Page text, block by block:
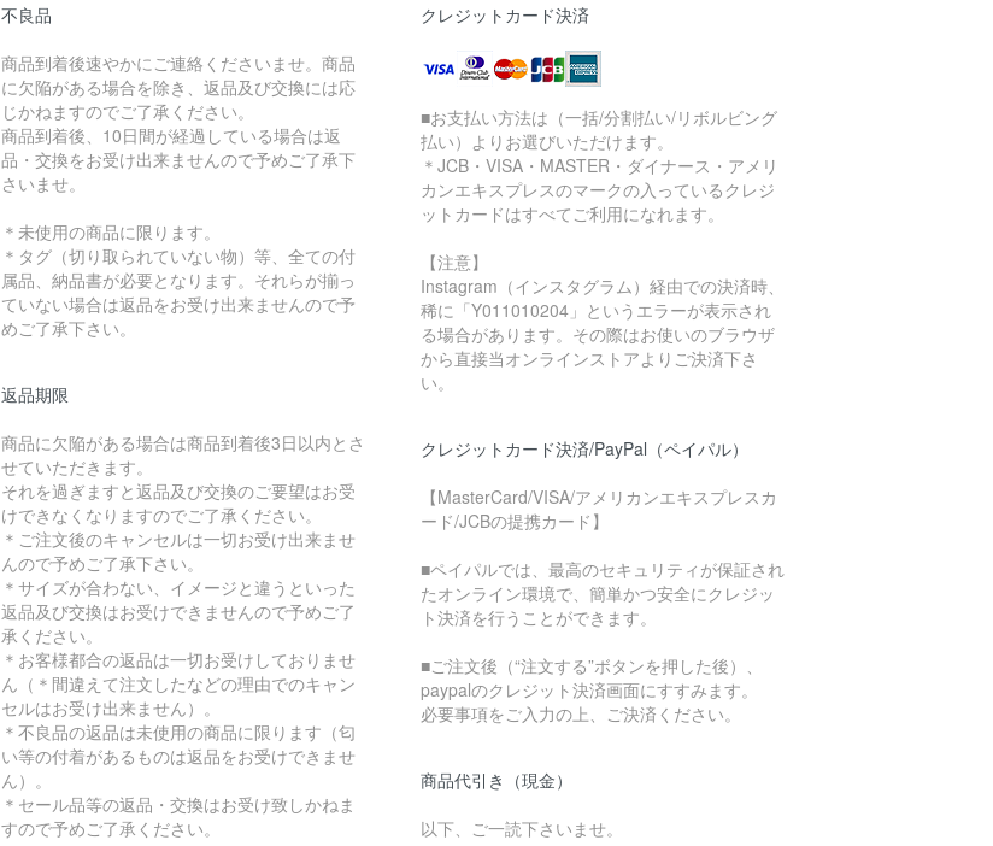
不良品
商品到着後速やかにご連絡くださいませ。商品
に欠陥がある場合を除き、返品及び交換には応
じかねますのでご了承ください。
商品到着後、10日間が経過している場合は返
品・交換をお受け出来ませんので予めご了承下
さいませ。
＊未使用の商品に限ります。
＊タグ（切り取られていない物）等、全ての付
属品、納品書が必要となります。それらが揃っ
ていない場合は返品をお受け出来ませんので予
めご了承下さい。
返品期限
商品に欠陥がある場合は商品到着後3日以内とさ
せていただきます。
それを過ぎますと返品及び交換のご要望はお受
けできなくなりますのでご了承ください。
＊ご注文後のキャンセルは一切お受け出来ませ
んので予めご了承下さい。
＊サイズが合わない、イメージと違うといった
返品及び交換はお受けできませんので予めご了
承ください。
＊お客様都合の返品は一切お受けしておりませ
ん（＊間違えて注文したなどの理由でのキャン
セルはお受け出来ません）。
＊不良品の返品は未使用の商品に限ります（匂
い等の付着があるものは返品をお受けできませ
ん）。
＊セール品等の返品・交換はお受け致しかねま
すので予めご了承ください。
クレジットカード決済
■お支払い方法は（一括/分割払い/リボルビング
払い）よりお選びいただけます。
＊JCB・VISA・MASTER・ダイナース・アメリ
カンエキスプレスのマークの入っているクレジ
ットカードはすべてご利用になれます。
【注意】
Instagram（インスタグラム）経由での決済時、
稀に「Y011010204」というエラーが表示され
る場合があります。その際はお使いのブラウザ
から直接当オンラインストアよりご決済下さ
い。
クレジットカード決済/PayPal（ペイパル）
【MasterCard/VISA/アメリカンエキスプレスカ
ード/JCBの提携カード】
■ペイパルでは、最高のセキュリティが保証され
たオンライン環境で、簡単かつ安全にクレジッ
ト決済を行うことができます。
■ご注文後（“注文する”ボタンを押した後）、
paypalのクレジット決済画面にすすみます。
必要事項をご入力の上、ご決済ください。
商品代引き（現金）
以下、ご一読下さいませ。